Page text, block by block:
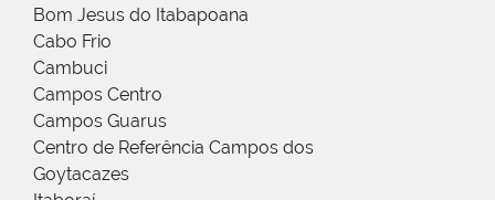
Bom Jesus do Itabapoana
Cabo Frio
Cambuci
Campos Centro
Campos Guarus
Centro de Referência Campos dos
Goytacazes